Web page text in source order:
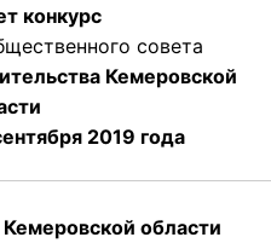
конкурс
совета
Кемеровской
2019 года
области